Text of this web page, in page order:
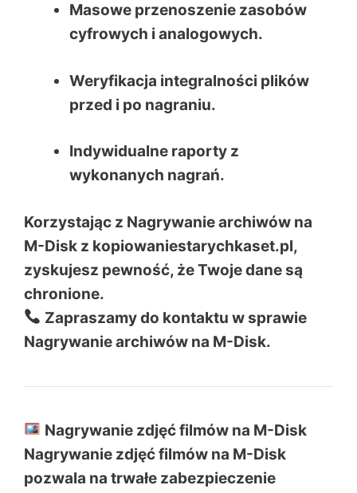
Masowe przenoszenie zasobów
cyfrowych i analogowych.
Weryfikacja integralności plików
przed i po nagraniu.
Indywidualne raporty z
wykonanych nagrań.
Korzystając z Nagrywanie archiwów na
M-Disk z kopiowaniestarychkaset.pl,
zyskujesz pewność, że Twoje dane są
chronione.
Zapraszamy do kontaktu w sprawie
Nagrywanie archiwów na M-Disk.
Nagrywanie zdjęć filmów na M-Disk
Nagrywanie zdjęć filmów na M-Disk
pozwala na trwałe zabezpieczenie